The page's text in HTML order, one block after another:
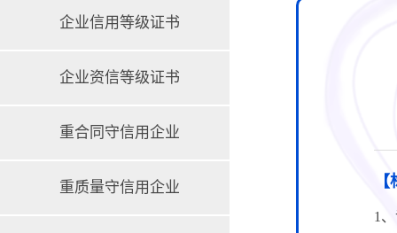
企业信用等级证书
企业资信等级证书
重合同守信用企业
重质量守信用企业
1